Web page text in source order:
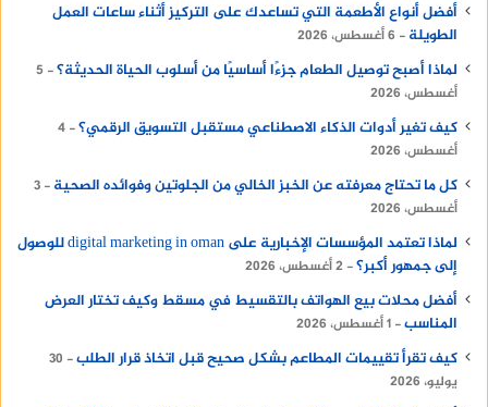
أفضل أنواع الأطعمة التي تساعدك على التركيز أثناء ساعات العمل
الطويلة
6 أغسطس، 2026
لماذا أصبح توصيل الطعام جزءًا أساسيًا من أسلوب الحياة الحديثة؟
5
أغسطس، 2026
كيف تغير أدوات الذكاء الاصطناعي مستقبل التسويق الرقمي؟ 4
أغسطس، 2026
كل ما تحتاج معرفته عن الخبز الخالي من الجلوتين وفوائده الصحية
3
أغسطس، 2026
لماذا تعتمد المؤسسات الإخبارية على digital marketing in oman للوصول
إلى جمهور أكبر؟ 2 أغسطس، 2026
أفضل محلات بيع الهواتف بالتقسيط في مسقط وكيف تختار العرض
المناسب 1 أغسطس، 2026
كيف تقرأ تقييمات المطاعم بشكل صحيح قبل اتخاذ قرار الطلب
30
يوليو، 2026